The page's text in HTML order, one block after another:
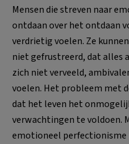
Mensen die streven naar
ontdaan over het ontdaan
verdrietig voelen. Ze
niet gefrustreerd, dat alles
zich niet verveeld,
voelen. Het probleem met
dat het leven het
verwachtingen te voldoen.
emotioneel perfectionisme